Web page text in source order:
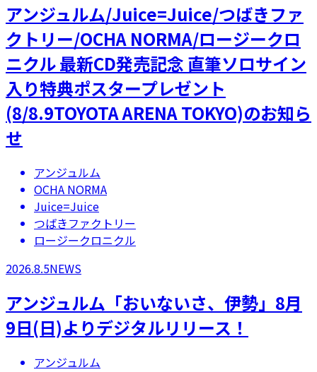
アンジュルム/Juice=Juice/つばきファ
クトリー/OCHA NORMA/ロージークロ
ニクル 最新CD発売記念 直筆ソロサイン
入り特典ポスタープレゼント
(8/8.9TOYOTA ARENA TOKYO)のお知ら
せ
アンジュルム
OCHA NORMA
Juice=Juice
つばきファクトリー
ロージークロニクル
2026.8.5NEWS
アンジュルム「おいないさ、伊勢」8月
9日(日)よりデジタルリリース！
アンジュルム